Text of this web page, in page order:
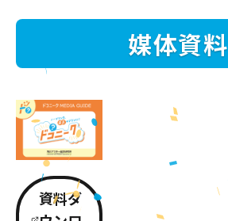
媒体資料
資料ダ